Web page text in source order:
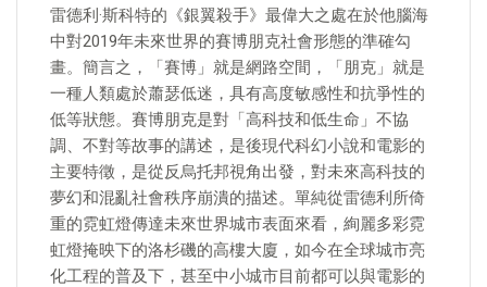
雷德利·斯科特的《銀翼殺手》最偉大之處在於他腦海
中對2019年未來世界的賽博朋克社會形態的準確勾
畫。簡言之，「賽博」就是網路空間，「朋克」就是
一種人類處於蕭瑟低迷，具有高度敏感性和抗爭性的
低等狀態。賽博朋克是對「高科技和低生命」不協
調、不對等故事的講述，是後現代科幻小說和電影的
主要特徵，是從反烏托邦視角出發，對未來高科技的
夢幻和混亂社會秩序崩潰的描述。單純從雷德利所倚
重的霓虹燈傳達未來世界城市表面來看，絢麗多彩霓
虹燈掩映下的洛杉磯的高樓大廈，如今在全球城市亮
化工程的普及下，甚至中小城市目前都可以與電影的